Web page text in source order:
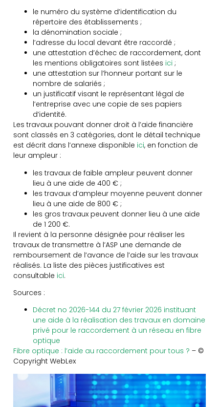
le numéro du système d’identification du
répertoire des établissements ;
la dénomination sociale ;
l’adresse du local devant être raccordé ;
une attestation d’échec de raccordement, dont
les mentions obligatoires sont listées ici ;
une attestation sur l’honneur portant sur le
nombre de salariés ;
un justificatif visant le représentant légal de
l’entreprise avec une copie de ses papiers
d’identité.
Les travaux pouvant donner droit à l’aide financière
sont classés en 3 catégories, dont le détail technique
est décrit dans l’annexe disponible ici, en fonction de
leur ampleur :
les travaux de faible ampleur peuvent donner
lieu à une aide de 400 € ;
les travaux d’ampleur moyenne peuvent donner
lieu à une aide de 800 € ;
les gros travaux peuvent donner lieu à une aide
de 1 200 €.
Il revient à la personne désignée pour réaliser les
travaux de transmettre à l’ASP une demande de
remboursement de l’avance de l’aide sur les travaux
réalisés. La liste des pièces justificatives est
consultable ici.
Sources :
Décret no 2026-144 du 27 février 2026 instituant
une aide à la réalisation des travaux en domaine
privé pour le raccordement à un réseau en fibre
optique
Fibre optique : l’aide au raccordement pour tous ? – ©
Copyright WebLex